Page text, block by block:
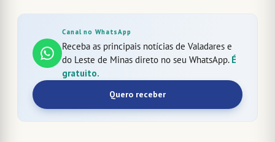
Canal no WhatsApp
Receba as principais notícias de Valadares e
do Leste de Minas direto no seu WhatsApp. É
gratuito.
Quero receber